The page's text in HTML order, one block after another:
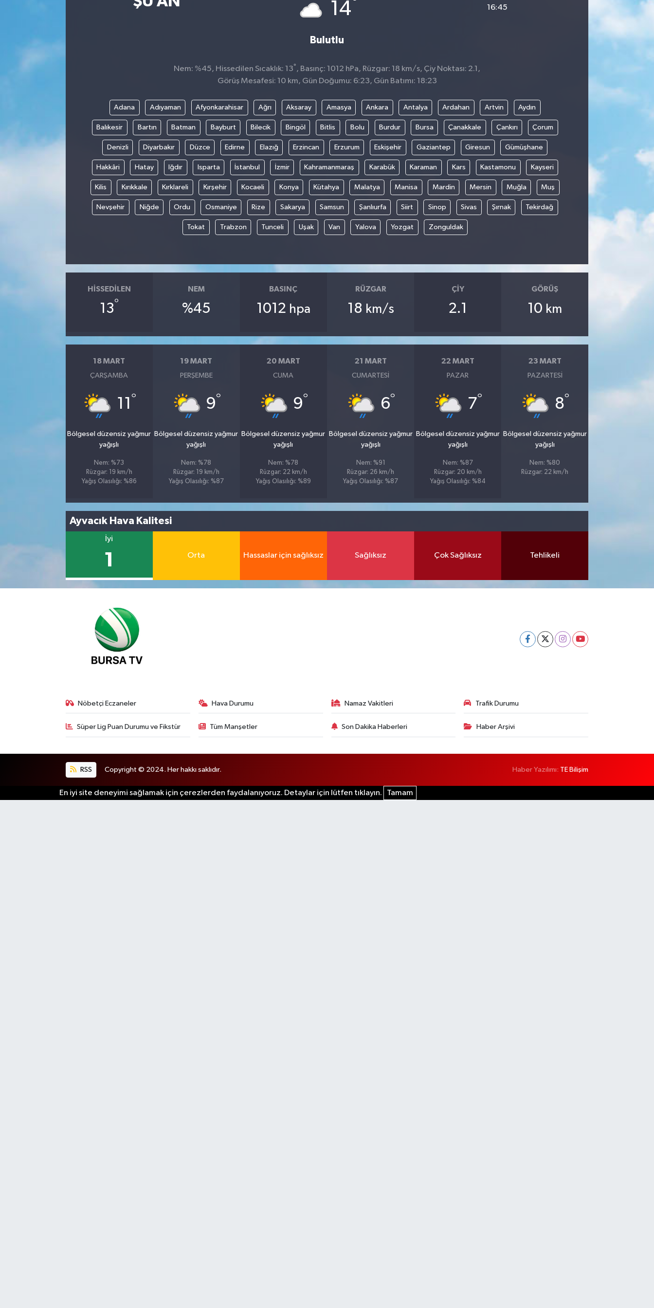
14
Bulutlu
16:45
Nem: %45, Hissedilen Sıcaklık: 13° , Basınç: 1012 hPa, Rüzgar: 18 km/s, Çiy Noktası: 2.1,
Görüş Mesafesi: 10 km, Gün Doğumu: 6:23, Gün Batımı: 18:23
Adana Adıyaman Afyonkarahisar Ağrı Aksaray Amasya Ankara Antalya Ardahan Artvin Aydın
Balıkesir Bartın Batman Bayburt Bilecik Bingöl Bitlis Bolu Burdur Bursa Çanakkale Çankırı Çorum
Denizli Diyarbakır Düzce Edirne Elazığ Erzincan Erzurum Eskişehir Gaziantep Giresun Gümüşhane
Hakkâri Hatay Iğdır Isparta İstanbul İzmir Kahramanmaraş Karabük Karaman Kars Kastamonu Kayseri
Kilis Kırıkkale Kırklareli Kırşehir Kocaeli Konya Kütahya Malatya Manisa Mardin Mersin Muğla Muş
Nevşehir Niğde Ordu Osmaniye Rize Sakarya Samsun Şanlıurfa Siirt Sinop Sivas Şırnak Tekirdağ
Tokat Trabzon Tunceli Uşak Van Yalova Yozgat Zonguldak
HISSEDILEN
13°
NEM
%45
BASINÇ
1012 hpa
RÜZGAR
18 km/s
ÇIY
2.1
GÖRÜŞ
10 km
18 MART
ÇARŞAMBA
11 °
Bölgesel düzensiz yağmur
yağışlı
Nem: %73
Rüzgar: 19 km/h
Yağış Olasılığı: %86
19 MART
PERŞEMBE
9°
Bölgesel düzensiz yağmur
yağışlı
Nem: %78
Rüzgar: 19 km/h
Yağış Olasılığı: %87
20 MART
CUMA
9°
Bölgesel düzensiz yağmur
yağışlı
Nem: %78
Rüzgar: 22 km/h
Yağış Olasılığı: %89
21 MART
CUMARTESI
6°
Bölgesel düzensiz yağmur
yağışlı
Nem: %91
Rüzgar: 26 km/h
Yağış Olasılığı: %87
22 MART
PAZAR
7°
Bölgesel düzensiz yağmur
yağışlı
Nem: %87
Rüzgar: 20 km/h
Yağış Olasılığı: %84
23 MART
PAZARTESI
8°
Bölgesel düzensiz yağmur
yağışlı
Nem: %80
Rüzgar: 22 km/h
Ayvacık Hava Kalitesi
İyi
1 Orta Hassaslar için sağlıksız Sağlıksız Çok Sağlıksız Tehlikeli
Nöbetçi Eczaneler Hava Durumu Namaz Vakitleri Trafik Durumu
Süper Lig Puan Durumu ve Fikstür Tüm Manşetler Son Dakika Haberleri Haber Arşivi
RSS Copyright © 2024. Her hakkı saklıdır. Haber Yazılımı: TE Bilişim
En iyi site deneyimi sağlamak için çerezlerden faydalanıyoruz. Detaylar için lütfen tıklayın. Tamam